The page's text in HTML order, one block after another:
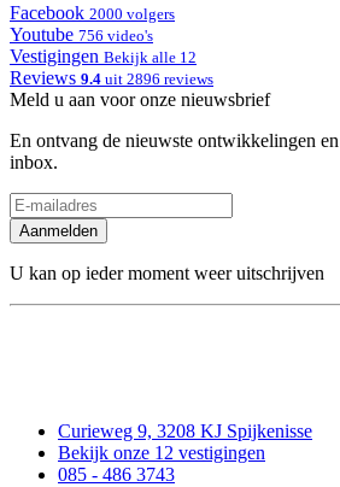
Facebook 2000 volgers
Youtube 756 video's
Vestigingen Bekijk alle 12
Reviews 9.4 uit 2896 reviews
Meld u aan voor onze nieuwsbrief
En ontvang de nieuwste ontwikkelingen
inbox.
Aanmelden
U kan op ieder moment weer uitschrijven
Curieweg 9, 3208 KJ Spijkenisse
Bekijk onze 12 vestigingen
085 - 486 3743